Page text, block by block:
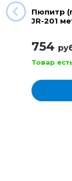
Пюпитр
JR-201
754
Товар